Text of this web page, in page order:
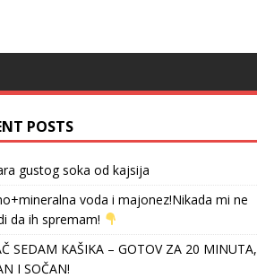
POSTS
gustog soka od kajsija
voda i majonez!Nikada mi ne
da ih spremam!
SEDAM KAŠIKA – GOTOV ZA 20 MINUTA,
I SOČAN!